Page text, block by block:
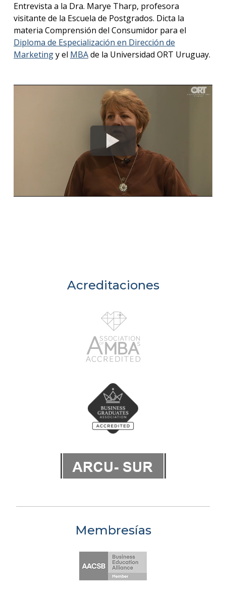
de la
Entrevista a la Dra. Marye Tharp, profesora
visitante de la Escuela de Postgrados. Dicta la
materia Comprensión del Consumidor para el
Diploma de Especialización en Dirección de
Marketingy el MBAde la Universidad ORT Uruguay.
Acreditaciones
Membresías